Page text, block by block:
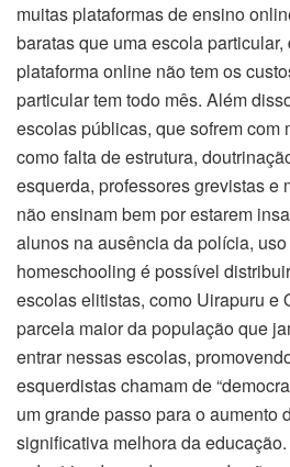
muitas plataformas de ensino
baratas que uma escola
plataforma online não tem os
particular tem todo mês. Além
escolas públicas, que sofrem com
como falta de estrutura,
esquerda, professores grevistas e
não ensinam bem por estarem
alunos na ausência da polícia,
homeschooling é possível
escolas elitistas, como Uirapuru e
parcela maior da população que
entrar nessas escolas,
esquerdistas chamam de
um grande passo para o aumento
significativa melhora da